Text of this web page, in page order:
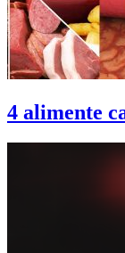
4 alimente